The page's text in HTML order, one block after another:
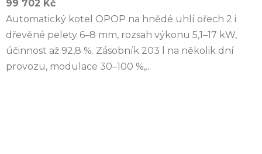
99 702 Kč
Automatický kotel OPOP na hnědé uhlí ořech 2 i
dřevěné pelety 6–8 mm, rozsah výkonu 5,1–17 kW,
účinnost až 92,8 %. Zásobník 203 l na několik dní
provozu, modulace 30–100 %,...